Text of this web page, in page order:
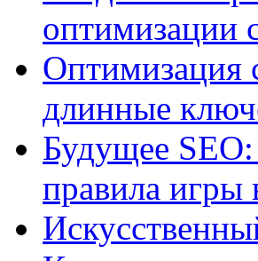
оптимизации
Оптимизация
длинные
Будущее SEO:
правила игры